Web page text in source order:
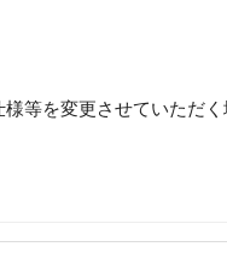
等を変更させていただ